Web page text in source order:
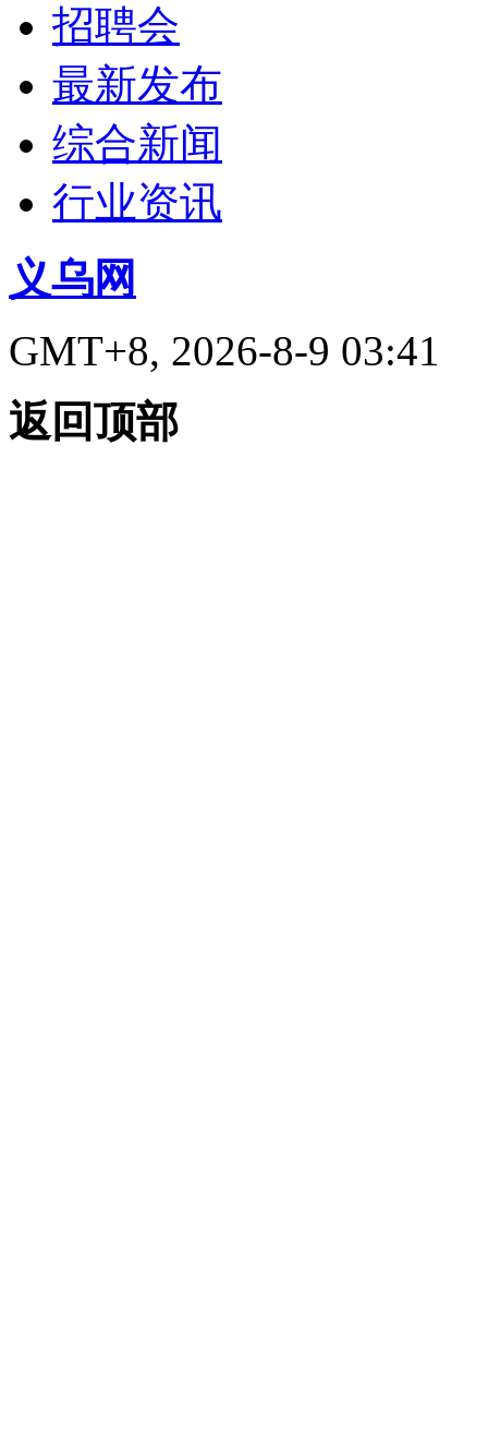
招聘会
最新发布
综合新闻
行业资讯
义乌网
GMT+8, 2026-8-9 03:41
返回顶部